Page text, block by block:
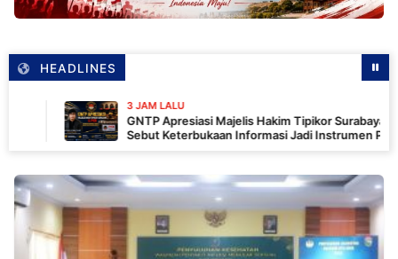
HEADLINES
3 JAM LALU
GNTP Apresiasi Majelis Hakim Tipikor Surabaya dan PKN,
Sebut Keterbukaan Informasi Jadi Instrumen Pengawasan